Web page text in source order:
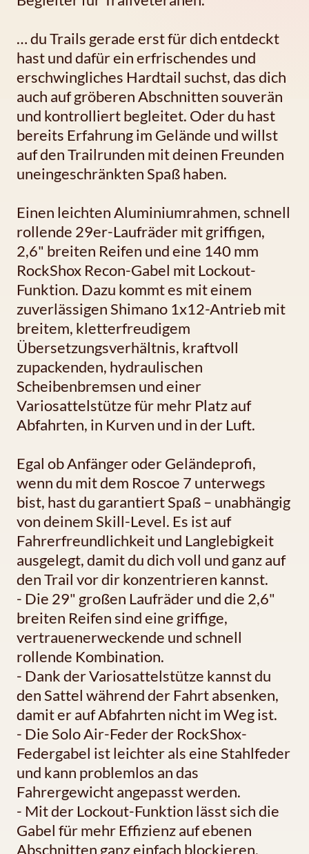
… du Trails gerade erst für dich entdeckt
hast und dafür ein erfrischendes und
erschwingliches Hardtail suchst, das dich
auch auf gröberen Abschnitten souverän
und kontrolliert begleitet. Oder du hast
bereits Erfahrung im Gelände und willst
auf den Trailrunden mit deinen Freunden
uneingeschränkten Spaß haben.
Einen leichten Aluminiumrahmen, schnell
rollende 29er-Laufräder mit griffigen,
2,6" breiten Reifen und eine 140 mm
RockShox Recon-Gabel mit Lockout-
Funktion. Dazu kommt es mit einem
zuverlässigen Shimano 1x12-Antrieb mit
breitem, kletterfreudigem
Übersetzungsverhältnis, kraftvoll
zupackenden, hydraulischen
Scheibenbremsen und einer
Variosattelstütze für mehr Platz auf
Abfahrten, in Kurven und in der Luft.
Egal ob Anfänger oder Geländeprofi,
wenn du mit dem Roscoe 7 unterwegs
bist, hast du garantiert Spaß – unabhängig
von deinem Skill-Level. Es ist auf
Fahrerfreundlichkeit und Langlebigkeit
ausgelegt, damit du dich voll und ganz auf
den Trail vor dir konzentrieren kannst.
- Die 29" großen Laufräder und die 2,6"
breiten Reifen sind eine griffige,
vertrauenerweckende und schnell
rollende Kombination.
- Dank der Variosattelstütze kannst du
den Sattel während der Fahrt absenken,
damit er auf Abfahrten nicht im Weg ist.
- Die Solo Air-Feder der RockShox-
Federgabel ist leichter als eine Stahlfeder
und kann problemlos an das
Fahrergewicht angepasst werden.
- Mit der Lockout-Funktion lässt sich die
Gabel für mehr Effizienz auf ebenen
Abschnitten ganz einfach blockieren.